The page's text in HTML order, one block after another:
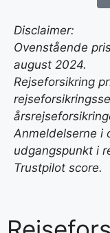
Disclaimer:
Ovenstående
august 2024.
Rejseforsikring
Anmeldelserne i
udgangspunkt i
Trustpilot score.